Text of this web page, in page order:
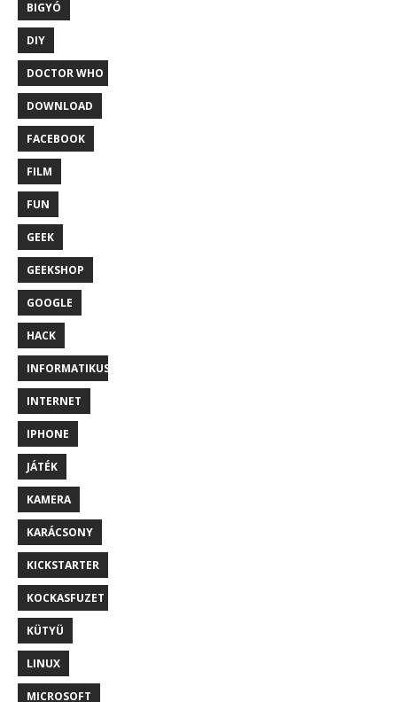
BIGYÓ
DIY
DOCTOR WHO
DOWNLOAD
FACEBOOK
FILM
FUN
GEEK
GEEKSHOP
GOOGLE
HACK
INFORMATIKUS
INTERNET
IPHONE
JÁTÉK
KAMERA
KARÁCSONY
KICKSTARTER
KOCKASFUZET
KÜTYÜ
LINUX
MICROSOFT